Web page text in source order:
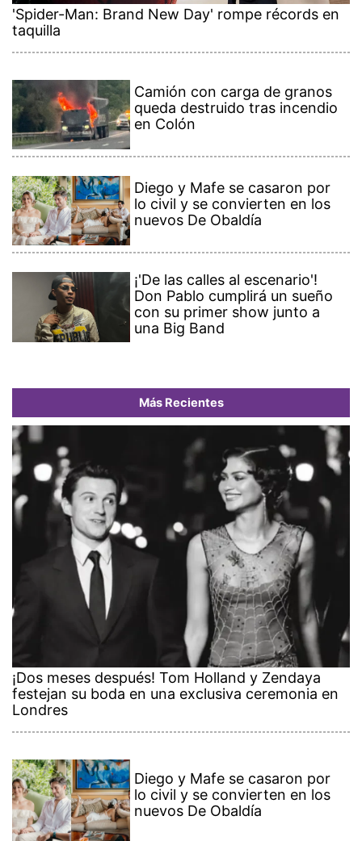
'Spider-Man: Brand New Day' rompe récords en
taquilla
Camión con carga de granos
queda destruido tras incendio
en Colón
Diego y Mafe se casaron por
lo civil y se convierten en los
nuevos De Obaldía
¡'De las calles al escenario'!
Don Pablo cumplirá un sueño
con su primer show junto a
una Big Band
Más Recientes
¡Dos meses después! Tom Holland y Zendaya
festejan su boda en una exclusiva ceremonia en
Londres
Diego y Mafe se casaron por
lo civil y se convierten en los
nuevos De Obaldía